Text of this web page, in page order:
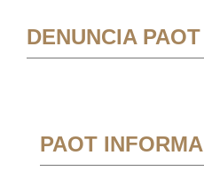
DENUNCIA PAOT
PAOT INFORMA